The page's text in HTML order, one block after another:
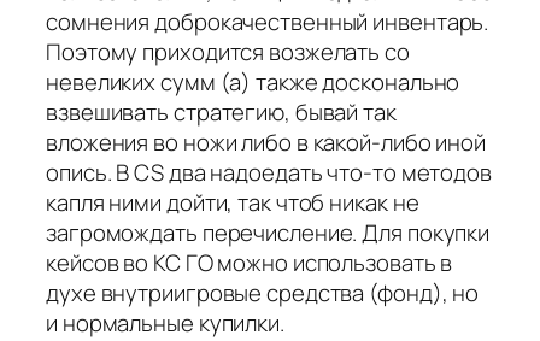
сомнения доброкачественный инвентарь.
Поэтому приходится возжелать со
невеликих сумм (а) также досконально
взвешивать стратегию, бывай так
вложения во ножи либо в какой-либо иной
опись. В CS два надоедать что-то методов
капля ними дойти, так чтоб никак не
загромождать перечисление. Для покупки
кейсов во КС ГО можно использовать в
духе внутриигровые средства (фонд), но
и нормальные купилки.